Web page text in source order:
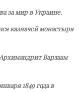
за мир в Украине.
казначей монастыря
Варлаам
1849 года в